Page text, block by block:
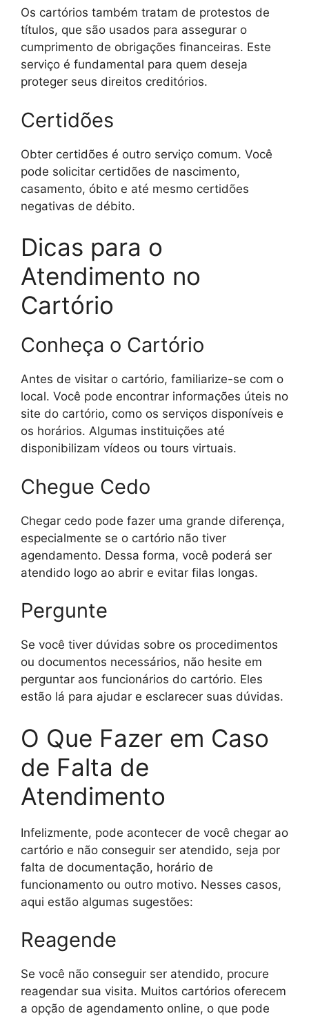
Os cartórios também tratam de protestos de
títulos, que são usados para assegurar o
cumprimento de obrigações financeiras. Este
serviço é fundamental para quem deseja
proteger seus direitos creditórios.
Certidões
Obter certidões é outro serviço comum. Você
pode solicitar certidões de nascimento,
casamento, óbito e até mesmo certidões
negativas de débito.
Dicas para o
Atendimento no
Cartório
Conheça o Cartório
Antes de visitar o cartório, familiarize-se com o
local. Você pode encontrar informações úteis no
site do cartório, como os serviços disponíveis e
os horários. Algumas instituições até
disponibilizam vídeos ou tours virtuais.
Chegue Cedo
Chegar cedo pode fazer uma grande diferença,
especialmente se o cartório não tiver
agendamento. Dessa forma, você poderá ser
atendido logo ao abrir e evitar filas longas.
Pergunte
Se você tiver dúvidas sobre os procedimentos
ou documentos necessários, não hesite em
perguntar aos funcionários do cartório. Eles
estão lá para ajudar e esclarecer suas dúvidas.
O Que Fazer em Caso
de Falta de
Atendimento
Infelizmente, pode acontecer de você chegar ao
cartório e não conseguir ser atendido, seja por
falta de documentação, horário de
funcionamento ou outro motivo. Nesses casos,
aqui estão algumas sugestões:
Reagende
Se você não conseguir ser atendido, procure
reagendar sua visita. Muitos cartórios oferecem
a opção de agendamento online, o que pode